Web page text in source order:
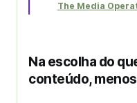
The Media
Na escolha do
conteúdo,